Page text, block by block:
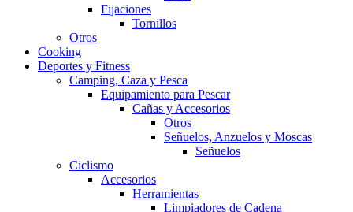
Fijaciones
Tornillos
Otros
Cooking
Deportes y Fitness
Camping, Caza y Pesca
Equipamiento para Pescar
Cañas y Accesorios
Otros
Señuelos, Anzuelos y Moscas
Señuelos
Ciclismo
Accesorios
Herramientas
Limpiadores de Cadena